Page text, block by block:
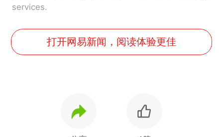
services.
打开网易新闻，阅读体验更佳